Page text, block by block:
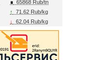
∎ 65868 Rub/tn
↑
71.62 Rub/kg
↓ 62.04 Rub/kg